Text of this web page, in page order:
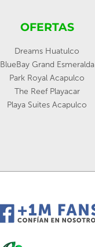
OFERTAS
Dreams Huatulco
BlueBay Grand Esmeralda
Park Royal Acapulco
The Reef Playacar
Playa Suites Acapulco